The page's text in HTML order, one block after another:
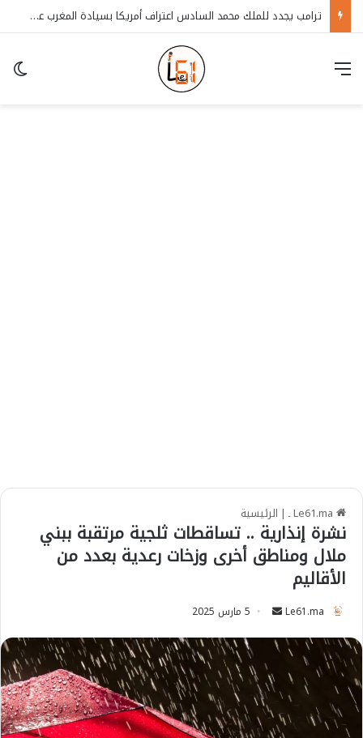
ترامب يجدد للملك محمد السادس اعتراف أمريكا بسيادة المغرب على الصحراء
| الرئيسية
نشرة إنذارية .. تساقطات ثلجية مرتقبة ببني
ملال ومناطق أخرى وزخات رعدية بعدد من
الأقاليم
Le61.ma
d
a
n
e
5 مارس 2025